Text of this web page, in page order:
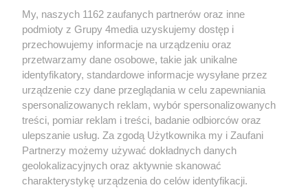
Redakcja Reklama Prywatność
Praca Łódź
the:protocol
My, naszych 1162 zaufanych partnerów oraz inne
podmioty z Grupy 4media uzyskujemy dostęp i
przechowujemy informacje na urządzeniu oraz
przetwarzamy dane osobowe, takie jak unikalne
identyfikatory, standardowe informacje wysyłane przez
urządzenie czy dane przeglądania w celu zapewniania
spersonalizowanych reklam, wybór spersonalizowanych
treści, pomiar reklam i treści, badanie odbiorców oraz
ulepszanie usług. Za zgodą Użytkownika my i Zaufani
Partnerzy możemy używać dokładnych danych
geolokalizacyjnych oraz aktywnie skanować
charakterystykę urządzenia do celów identyfikacji.